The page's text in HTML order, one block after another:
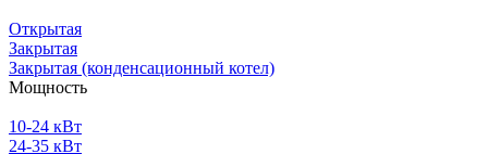
Открытая
Закрытая
Закрытая (конденсационный котел)
Мощность
10-24 кВт
24-35 кВт